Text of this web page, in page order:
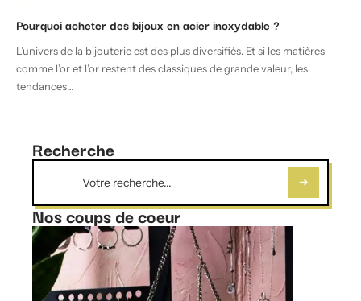
Pourquoi acheter des bijoux en acier inoxydable ?
L’univers de la bijouterie est des plus diversifiés. Et si les matières
comme l’or et l’or restent des classiques de grande valeur, les
tendances…
Recherche
Nos coups de coeur